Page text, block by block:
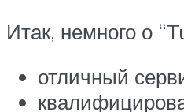
Итак, немного о
отличный